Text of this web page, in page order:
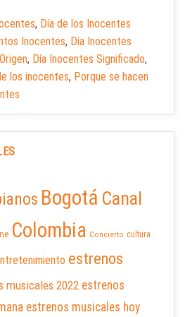
, Día de los Inocentes
Inocentes, Día Inocentes
, Día Inocentes Significado,
los inocentes, Porque se hacen
Bogotá Canal
Colombia Concierto cultura
estrenos
musicales 2022 estrenos
estrenos musicales hoy